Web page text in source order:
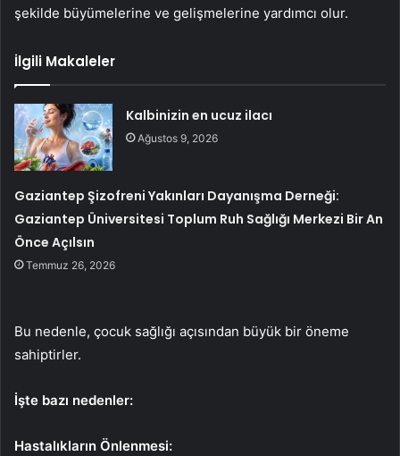
şekilde büyümelerine ve gelişmelerine yardımcı olur.
İlgili Makaleler
Kalbinizin en ucuz ilacı
Ağustos 9, 2026
Gaziantep Şizofreni Yakınları Dayanışma Derneği:
Gaziantep Üniversitesi Toplum Ruh Sağlığı Merkezi Bir An
Önce Açılsın
Temmuz 26, 2026
Bu nedenle, çocuk sağlığı açısından büyük bir öneme
sahiptirler.
İşte bazı nedenler:
Hastalıkların Önlenmesi: